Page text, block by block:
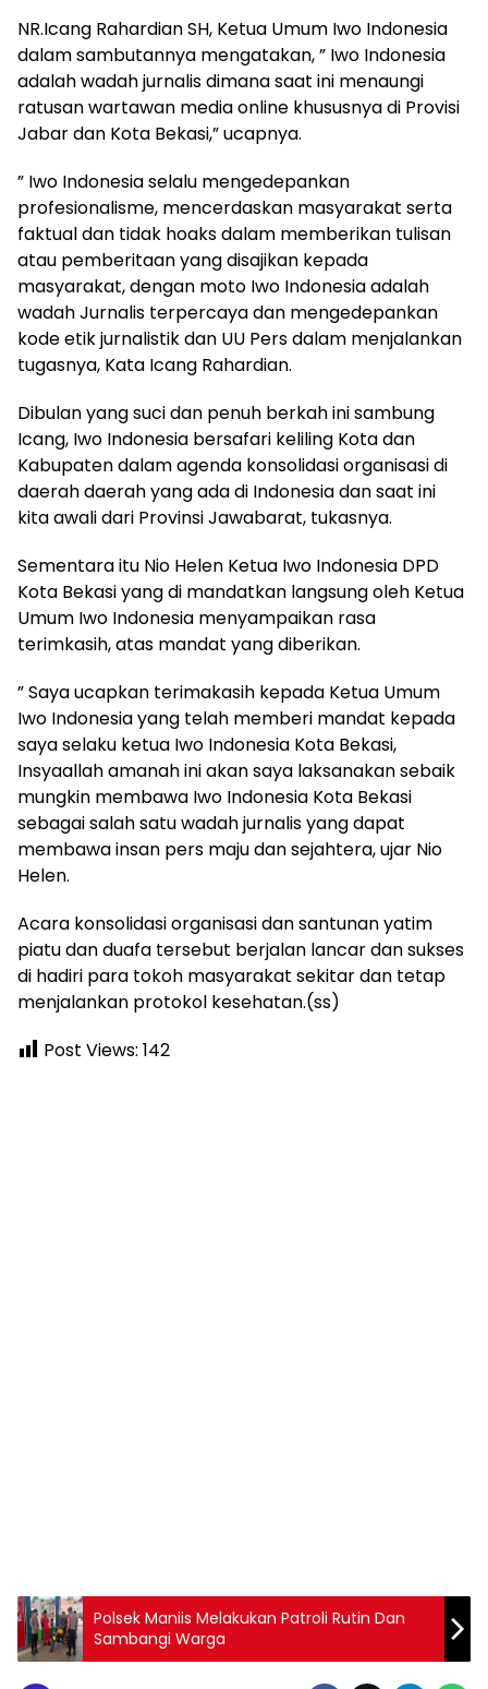
NR.Icang Rahardian SH, Ketua Umum Iwo Indonesia
dalam sambutannya mengatakan, ” Iwo Indonesia
adalah wadah jurnalis dimana saat ini menaungi
ratusan wartawan media online khususnya di Provisi
Jabar dan Kota Bekasi,” ucapnya.
” Iwo Indonesia selalu mengedepankan
profesionalisme, mencerdaskan masyarakat serta
faktual dan tidak hoaks dalam memberikan tulisan
atau pemberitaan yang disajikan kepada
masyarakat, dengan moto Iwo Indonesia adalah
wadah Jurnalis terpercaya dan mengedepankan
kode etik jurnalistik dan UU Pers dalam menjalankan
tugasnya, Kata Icang Rahardian.
Dibulan yang suci dan penuh berkah ini sambung
Icang, Iwo Indonesia bersafari keliling Kota dan
Kabupaten dalam agenda konsolidasi organisasi di
daerah daerah yang ada di Indonesia dan saat ini
kita awali dari Provinsi Jawabarat, tukasnya.
Sementara itu Nio Helen Ketua Iwo Indonesia DPD
Kota Bekasi yang di mandatkan langsung oleh Ketua
Umum Iwo Indonesia menyampaikan rasa
terimkasih, atas mandat yang diberikan.
” Saya ucapkan terimakasih kepada Ketua Umum
Iwo Indonesia yang telah memberi mandat kepada
saya selaku ketua Iwo Indonesia Kota Bekasi,
Insyaallah amanah ini akan saya laksanakan sebaik
mungkin membawa Iwo Indonesia Kota Bekasi
sebagai salah satu wadah jurnalis yang dapat
membawa insan pers maju dan sejahtera, ujar Nio
Helen.
Acara konsolidasi organisasi dan santunan yatim
piatu dan duafa tersebut berjalan lancar dan sukses
di hadiri para tokoh masyarakat sekitar dan tetap
menjalankan protokol kesehatan.(ss)
Post Views: 142
Polsek Maniis Melakukan Patroli Rutin Dan
Sambangi Warga